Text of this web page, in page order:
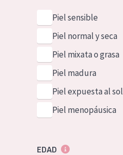
Piel sensible
Piel normal y seca
Piel mixata o grasa
Piel madura
Piel expuesta al sol
Piel menopáusica
EDAD